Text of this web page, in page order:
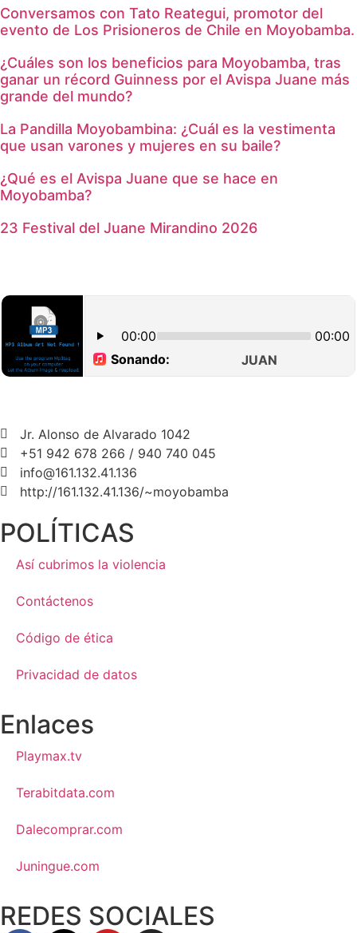
Conversamos con Tato Reategui, promotor del
evento de Los Prisioneros de Chile en Moyobamba.
¿Cuáles son los beneficios para Moyobamba, tras
ganar un récord Guinness por el Avispa Juane más
grande del mundo?
La Pandilla Moyobambina: ¿Cuál es la vestimenta
que usan varones y mujeres en su baile?
¿Qué es el Avispa Juane que se hace en
Moyobamba?
23 Festival del Juane Mirandino 2026
Jr. Alonso de Alvarado 1042
+51 942 678 266 / 940 740 045
info@161.132.41.136
http://161.132.41.136/~moyobamba
POLÍTICAS
Así cubrimos la violencia
Contáctenos
Código de ética
Privacidad de datos
Enlaces
Playmax.tv
Terabitdata.com
Dalecomprar.com
Juningue.com
REDES SOCIALES